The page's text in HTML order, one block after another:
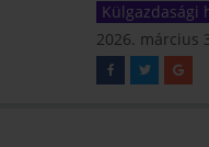
Külgazdasági
2026. március